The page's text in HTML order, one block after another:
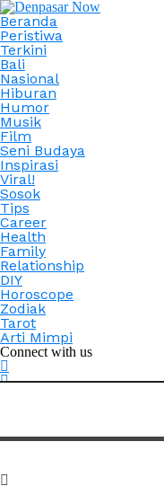
Beranda
Peristiwa
Terkini
Bali
Nasional
Hiburan
Humor
Musik
Film
Seni Budaya
Inspirasi
Viral!
Sosok
Tips
Career
Health
Family
Relationship
DIY
Horoscope
Zodiak
Tarot
Arti Mimpi
Connect with us